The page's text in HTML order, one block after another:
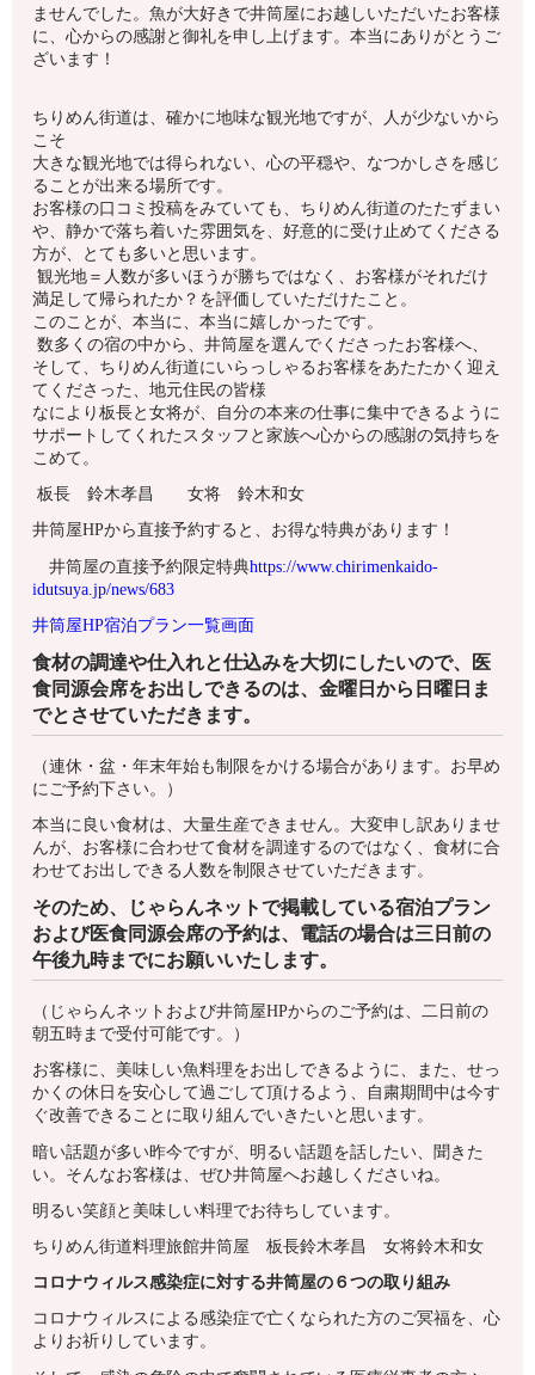
ませんでした。魚が大好きで井筒屋にお越しいただいたお客様
に、心からの感謝と御礼を申し上げます。本当にありがとうご
ざいます！
ちりめん街道は、確かに地味な観光地ですが、人が少ないから
こそ
大きな観光地では得られない、心の平穏や、なつかしさを感じ
ることが出来る場所です。
お客様の口コミ投稿をみていても、ちりめん街道のたたずまい
や、静かで落ち着いた雰囲気を、好意的に受け止めてくださる
方が、とても多いと思います。
観光地＝人数が多いほうが勝ちではなく、お客様がそれだけ
満足して帰られたか？を評価していただけたこと。
このことが、本当に、本当に嬉しかったです。
数多くの宿の中から、井筒屋を選んでくださったお客様へ、
そして、ちりめん街道にいらっしゃるお客様をあたたかく迎え
てくださった、地元住民の皆様
なにより板長と女将が、自分の本来の仕事に集中できるように
サポートしてくれたスタッフと家族へ心からの感謝の気持ちを
こめて。
板長 鈴木孝昌 女将 鈴木和女
井筒屋HPから直接予約すると、お得な特典があります！
井筒屋の直接予約限定特典https://www.chirimenkaido-
idutsuya.jp/news/683
井筒屋HP宿泊プラン一覧画面
食材の調達や仕入れと仕込みを大切にしたいので、医
食同源会席をお出しできるのは、金曜日から日曜日ま
でとさせていただきます。
（連休・盆・年末年始も制限をかける場合があります。お早め
にご予約下さい。）
本当に良い食材は、大量生産できません。大変申し訳ありませ
んが、お客様に合わせて食材を調達するのではなく、食材に合
わせてお出しできる人数を制限させていただきます。
そのため、じゃらんネットで掲載している宿泊プラン
および医食同源会席の予約は、電話の場合は三日前の
午後九時までにお願いいたします。
（じゃらんネットおよび井筒屋HPからのご予約は、二日前の
朝五時まで受付可能です。）
お客様に、美味しい魚料理をお出しできるように、また、せっ
かくの休日を安心して過ごして頂けるよう、自粛期間中は今す
ぐ改善できることに取り組んでいきたいと思います。
暗い話題が多い昨今ですが、明るい話題を話したい、聞きた
い。そんなお客様は、ぜひ井筒屋へお越しくださいね。
明るい笑顔と美味しい料理でお待ちしています。
ちりめん街道料理旅館井筒屋 板長鈴木孝昌 女将鈴木和女
コロナウィルス感染症に対する井筒屋の６つの取り組み
コロナウィルスによる感染症で亡くなられた方のご冥福を、心
よりお祈りしています。